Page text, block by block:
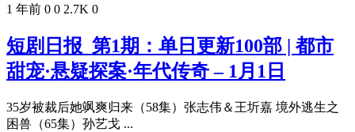
1 年前 0 0 2.7K 0
短剧日报_第1期：单日更新100部 | 都市
甜宠·悬疑探案·年代传奇 – 1月1日
35岁被裁后她飒爽归来（58集）张志伟＆王圻嘉 境外逃生之
困兽（65集）孙艺戈 ...